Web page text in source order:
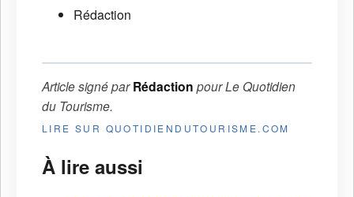
Rédaction
Article signé parRédaction pourLe Quotidien
du Tourisme.
LIRE SUR QUOTIDIENDUTOURISME.COM
À lire aussi